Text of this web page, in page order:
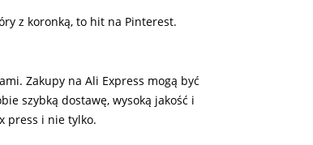
z koronką, to hit na Pinterest.
Zakupy na Ali Express mogą być
szybką dostawę, wysoką jakość i
press i nie tylko.